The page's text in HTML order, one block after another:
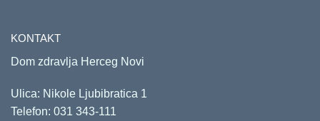
KONTAKT
Dom zdravlja Herceg Novi
Ulica: Nikole Ljubibratica 1
Telefon: 031 343-111